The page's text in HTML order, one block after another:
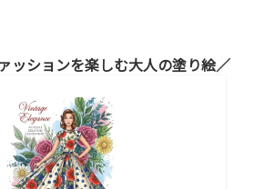
ッションを楽しむ大人の塗り絵